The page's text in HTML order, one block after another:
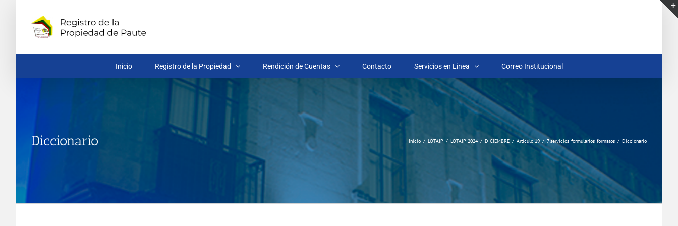
contenido
Inicio Registro de la Propiedad Rendición de Cuentas Contacto Servicios en Linea Correo Institucional
Diccionario Inicio LOTAIP LOTAIP 2024 DICIEMBRE Articulo 19 7 servicios-formularios-formatos Diccionario